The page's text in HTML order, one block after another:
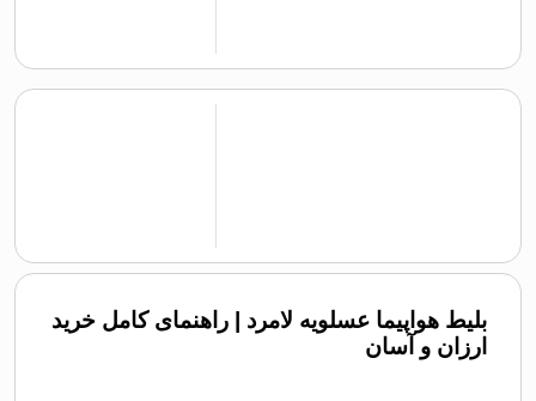
بلیط هواپیما عسلویه لامرد | راهنمای کامل خرید
ارزان و آسان